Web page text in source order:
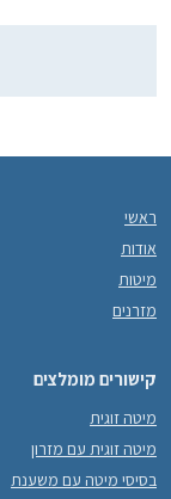
ראשי
אודות
מיטות
מזרנים
קישורים מומלצים
מיטה זוגית
מיטה זוגית עם מזרון
בסיסי מיטה עם משענת